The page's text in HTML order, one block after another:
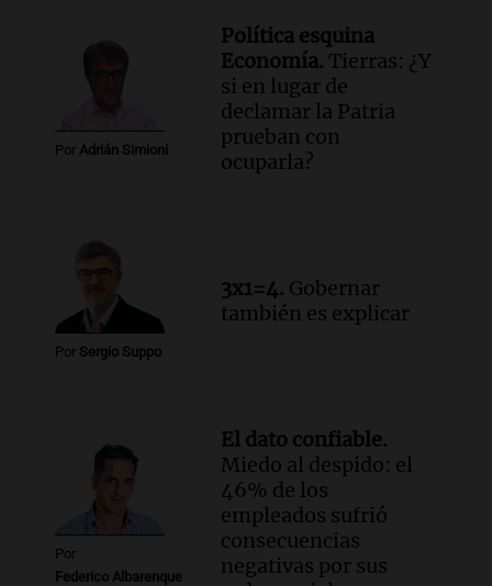
Viva la Radio Rosario
Episodios
Manifestación en Rosario contra
la ley de Propiedad Privada debatida en
el Senado.
Audio.
por la Ley de Tierras: "Construyeron un
relato mentiroso"
Informados al regreso
Episodios
Por Adrián Simioni
Política esquina
Economía. Tierras: ¿Y
si en lugar de
declamar la Patria
prueban con
ocuparla?
Por Sergio Suppo
3x1=4. Gobernar
también es explicar
Por
Federico Albarenque
El dato confiable.
Miedo al despido: el
46% de los
empleados sufrió
consecuencias
negativas por sus